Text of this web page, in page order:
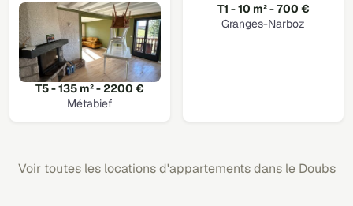
T5 - 135 m² - 2200 €
Métabief
T1 - 10 m² - 700 €
Granges-Narboz
Voir toutes les locations d'appartements dans le Doubs